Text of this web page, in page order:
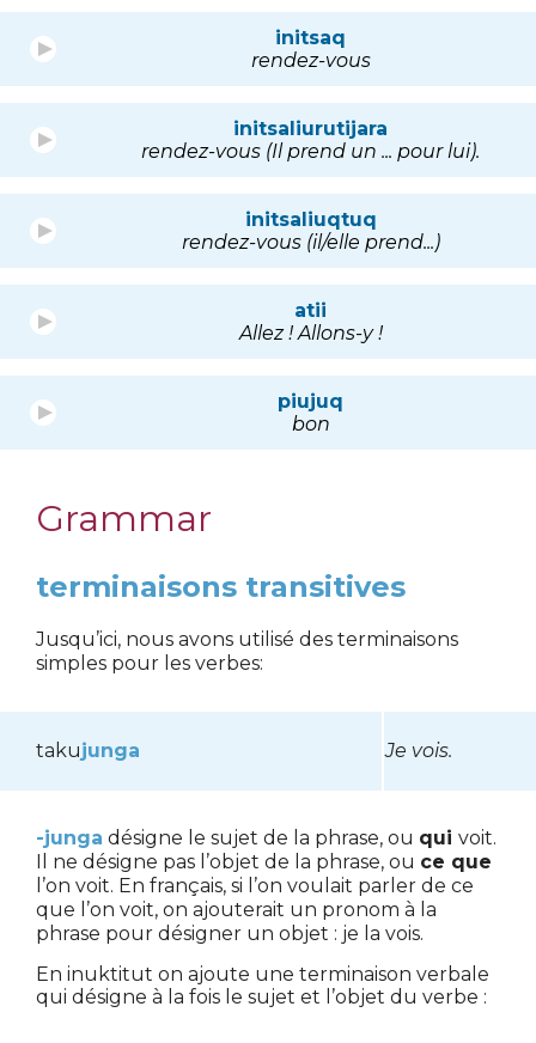
initsaq
rendez-vous
initsaliurutijara
rendez-vous (Il prend un ... pour lui).
initsaliuqtuq
rendez-vous (il/elle prend...)
atii
Allez ! Allons-y !
piujuq
bon
Grammar
terminaisons transitives
Jusqu’ici, nous avons utilisé des terminaisons
simples pour les verbes:
takujunga Je vois.
-junga désigne le sujet de la phrase, ou qui voit.
Il ne désigne pas l’objet de la phrase, ou ce que
l’on voit. En français, si l’on voulait parler de ce
que l’on voit, on ajouterait un pronom à la
phrase pour désigner un objet : je la vois.
En inuktitut on ajoute une terminaison verbale
qui désigne à la fois le sujet et l’objet du verbe :